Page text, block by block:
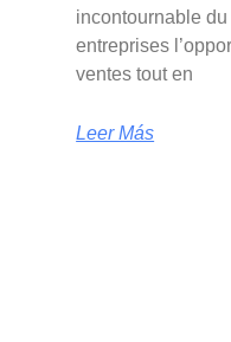
incontournable
entreprises
ventes tout en
Leer Más